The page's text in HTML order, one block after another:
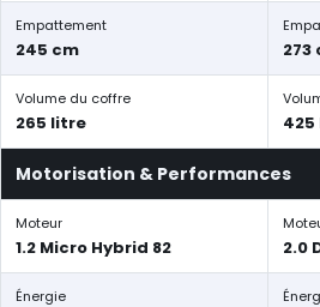
Empattement
245 cm 273
Volume du coffre
265 litre
Motorisation & Performances
Moteur
1.2 Micro Hybrid 82 2.0
Énergie